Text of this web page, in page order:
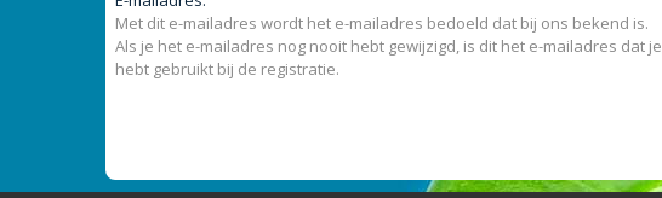
Met dit e-mailadres wordt het e-mailadres bedoeld dat bij ons bekend is.
Als je het e-mailadres nog nooit hebt gewijzigd, is dit het e-mailadres dat je
hebt gebruikt bij de registratie.